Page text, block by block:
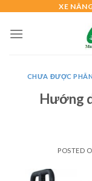
content
XE
CHƯA ĐƯỢC
Hướng
POSTED